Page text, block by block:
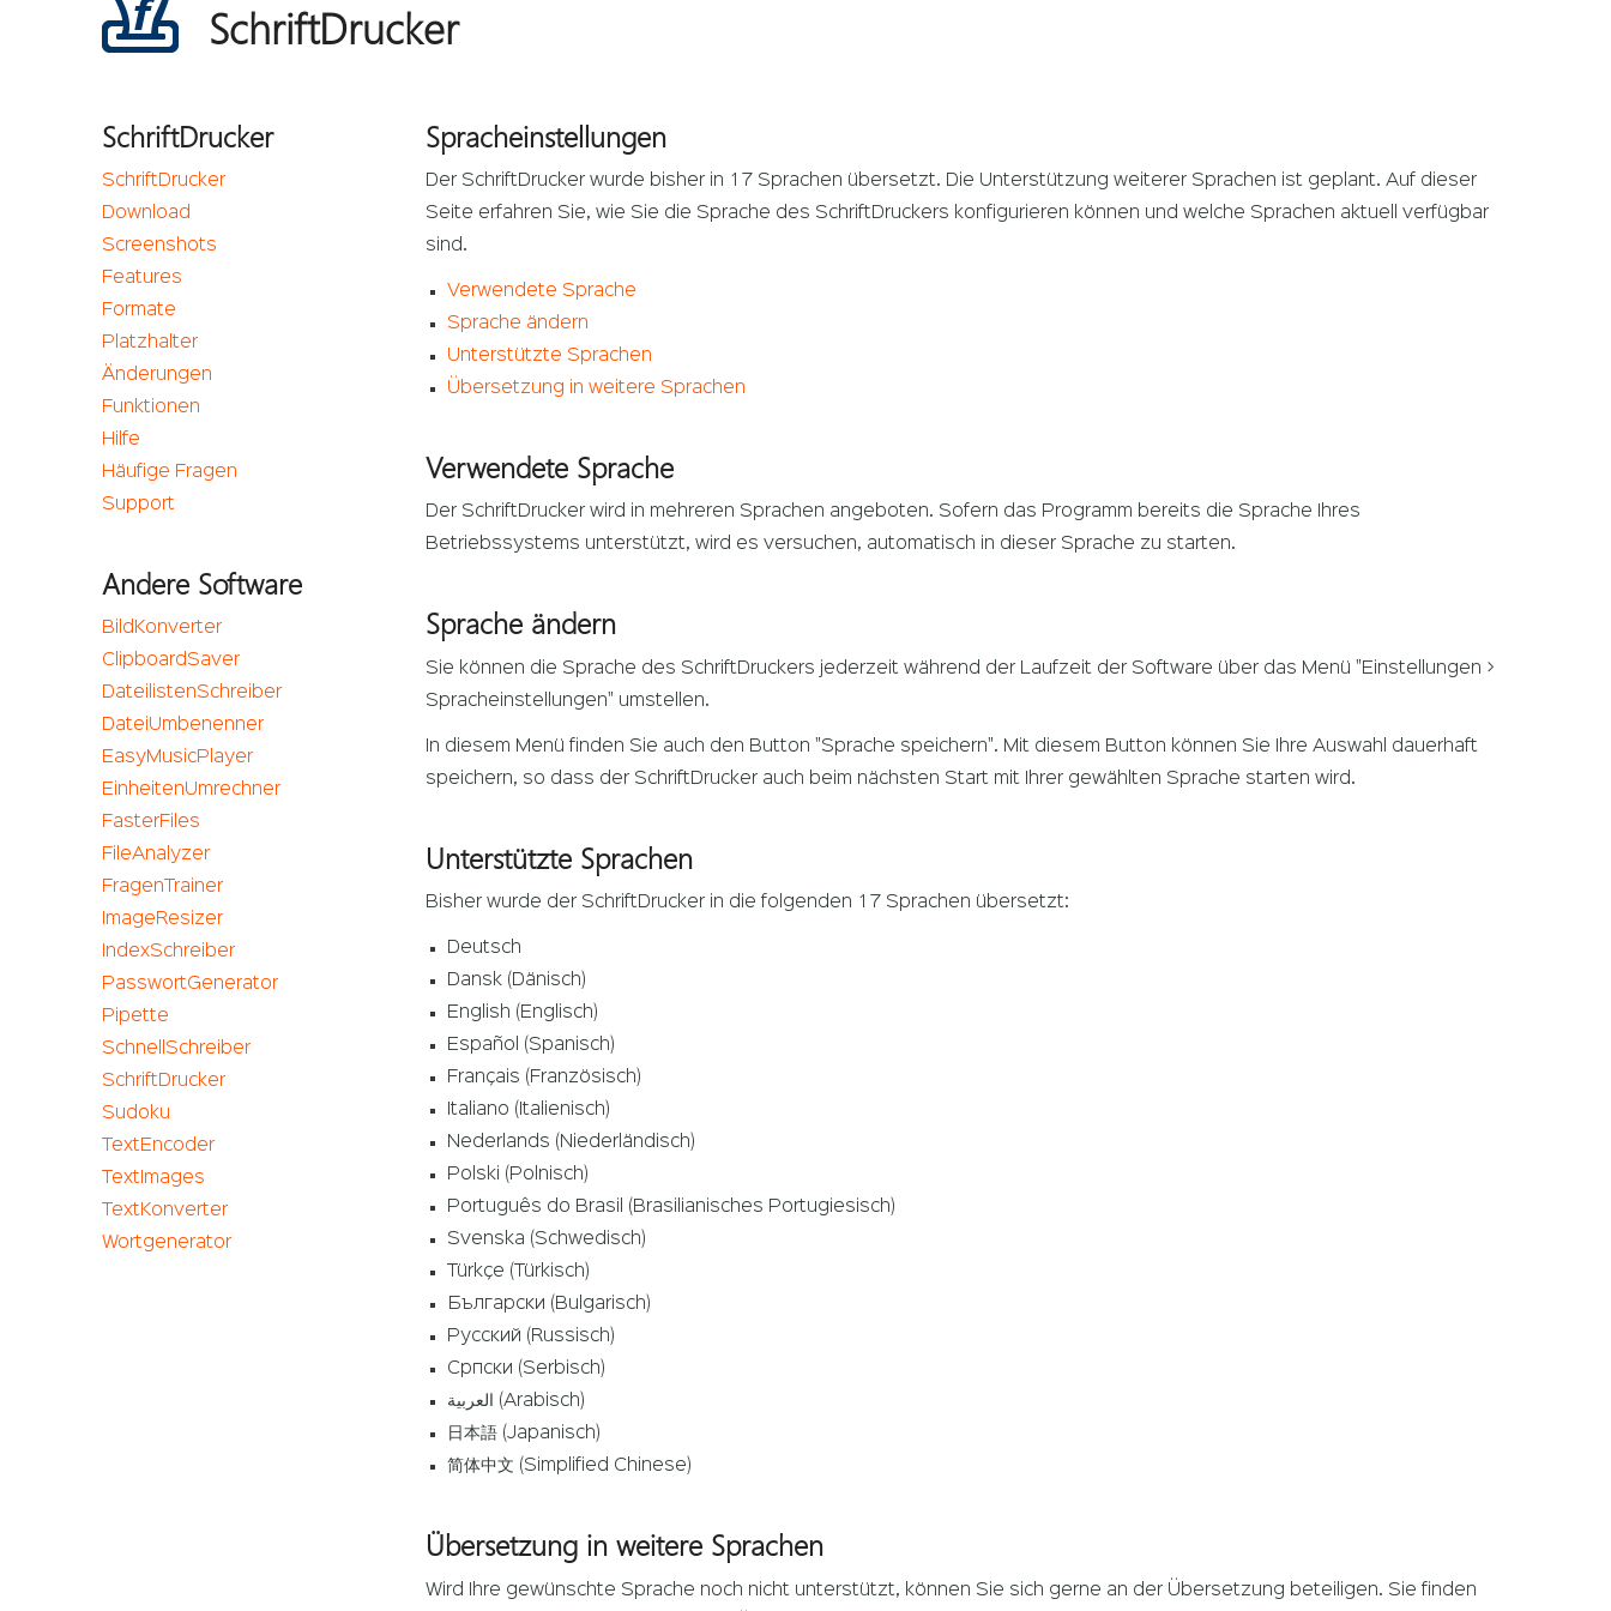
SchriftDrucker
SchriftDrucker
SchriftDrucker
Download
Screenshots
Features
Formate
Platzhalter
Änderungen
Funktionen
Hilfe
Häufige Fragen
Support
Andere Software
BildKonverter
ClipboardSaver
DateilistenSchreiber
DateiUmbenenner
EasyMusicPlayer
EinheitenUmrechner
FasterFiles
FileAnalyzer
FragenTrainer
ImageResizer
IndexSchreiber
PasswortGenerator
Pipette
SchnellSchreiber
SchriftDrucker
Sudoku
TextEncoder
TextImages
TextKonverter
Wortgenerator
Spracheinstellungen
Der SchriftDrucker wurde bisher in 17 Sprachen übersetzt. Die Unterstützung weiterer Sprachen ist geplant. Auf dieser
Seite erfahren Sie, wie Sie die Sprache des SchriftDruckers konfigurieren können und welche Sprachen aktuell verfügbar
sind.
Verwendete Sprache
Sprache ändern
Unterstützte Sprachen
Übersetzung in weitere Sprachen
Verwendete Sprache
Der SchriftDrucker wird in mehreren Sprachen angeboten. Sofern das Programm bereits die Sprache Ihres
Betriebssystems unterstützt, wird es versuchen, automatisch in dieser Sprache zu starten.
Sprache ändern
Sie können die Sprache des SchriftDruckers jederzeit während der Laufzeit der Software über das Menü "Einstellungen >
Spracheinstellungen" umstellen.
In diesem Menü finden Sie auch den Button "Sprache speichern". Mit diesem Button können Sie Ihre Auswahl dauerhaft
speichern, so dass der SchriftDrucker auch beim nächsten Start mit Ihrer gewählten Sprache starten wird.
Unterstützte Sprachen
Bisher wurde der SchriftDrucker in die folgenden 17 Sprachen übersetzt:
Deutsch
Dansk (Dänisch)
English (Englisch)
Español (Spanisch)
Français (Französisch)
Italiano (Italienisch)
Nederlands (Niederländisch)
Polski (Polnisch)
Português do Brasil (Brasilianisches Portugiesisch)
Svenska (Schwedisch)
Türkçe (Türkisch)
Български (Bulgarisch)
Русский (Russisch)
Српски (Serbisch)
العربية (Arabisch)
日本語 (Japanisch)
简体中文 (Simplified Chinese)
Übersetzung in weitere Sprachen
Wird Ihre gewünschte Sprache noch nicht unterstützt, können Sie sich gerne an der Übersetzung beteiligen. Sie finden